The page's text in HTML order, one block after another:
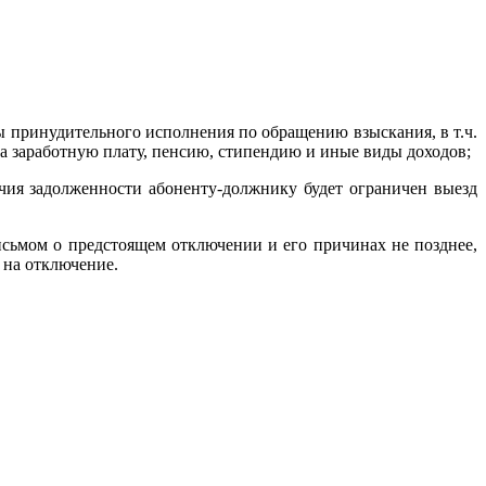
исполнения по обращению взыскания, в т.ч.
заработную плату, пенсию, стипендию и иные виды доходов;
задолженности абоненту-должнику будет ограничен выезд
о предстоящем отключении и его причинах не позднее,
на отключение.